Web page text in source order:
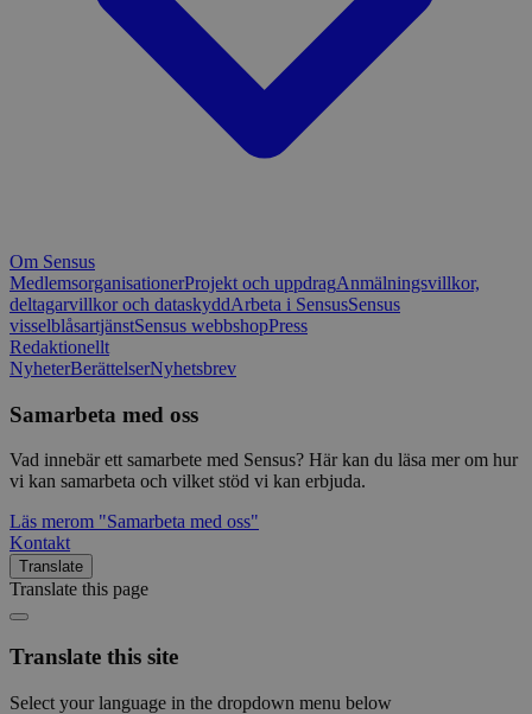
Om Sensus
MedlemsorganisationerProjekt och uppdragAnmälningsvillkor,
deltagarvillkor och dataskyddArbeta i SensusSensus
visselblåsartjänstSensus webbshopPress
Redaktionellt
NyheterBerättelserNyhetsbrev
Samarbeta med oss
Vad innebär ett samarbete med Sensus? Här kan du läsa mer om hur
vi kan samarbeta och vilket stöd vi kan erbjuda.
Läs merom "Samarbeta med oss"
Kontakt
Translate
Translate this page
Translate this site
Select your language in the dropdown menu below